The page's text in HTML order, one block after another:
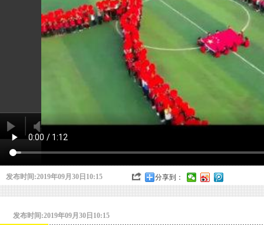
发布时间:2019年09月30日10:15 分享到：
发布时间:2019年09月30日10:15